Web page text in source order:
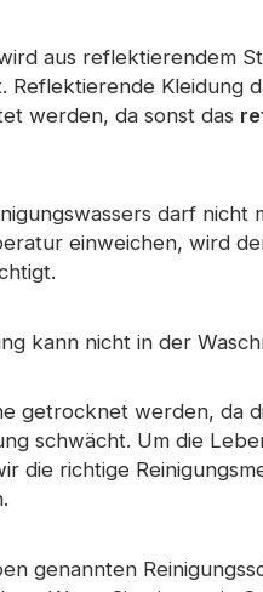
aus reflektierendem
Kleidung
werden, da sonst das
darf nicht
einweichen, wird
kann nicht in der
getrocknet werden, da
schwächt. Um die
die richtige
genannten